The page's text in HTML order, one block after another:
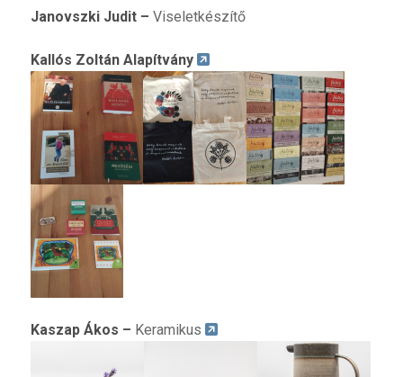
Janovszki Judit – Viseletkészítő
Kallós Zoltán Alapítvány
Kaszap Ákos – Keramikus